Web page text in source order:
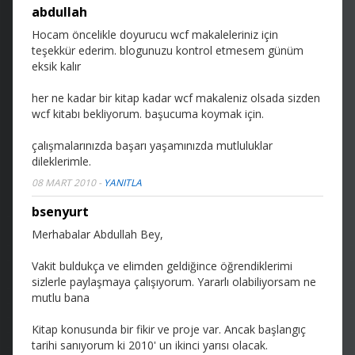
abdullah
Hocam öncelikle doyurucu wcf makaleleriniz için
teşekkür ederim. blogunuzu kontrol etmesem günüm
eksik kalır
her ne kadar bir kitap kadar wcf makaleniz olsada sizden
wcf kitabı bekliyorum. başucuma koymak için.
çalışmalarınızda başarı yaşamınızda mutluluklar
dileklerimle.
08 MART 2010- YANITLA
bsenyurt
Merhabalar Abdullah Bey,
Vakit buldukça ve elimden geldiğince öğrendiklerimi
sizlerle paylaşmaya çalışıyorum. Yararlı olabiliyorsam ne
mutlu bana
Kitap konusunda bir fikir ve proje var. Ancak başlangıç
tarihi sanıyorum ki 2010' un ikinci yarısı olacak.